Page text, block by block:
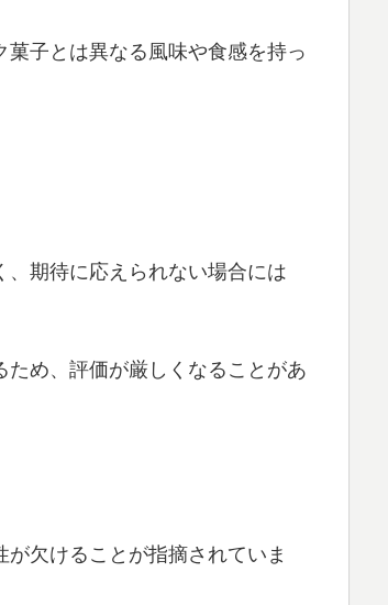
子とは異なる風味や食感を持っ
期待に応えられない場合には
め、評価が厳しくなることがあ
欠けることが指摘されていま